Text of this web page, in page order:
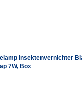
Insektenvernichter
7W, Box